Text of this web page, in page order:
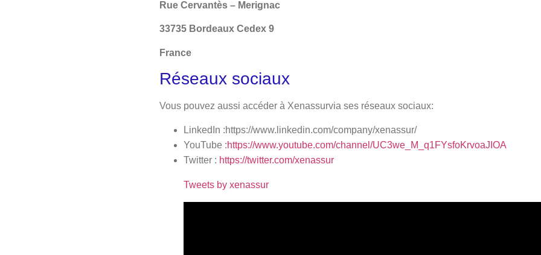
Rue Cervantès – Merignac
33735 Bordeaux Cedex 9
France
Réseaux sociaux
Vous pouvez aussi accéder à Xenassurvia ses réseaux sociaux:
LinkedIn :https://www.linkedin.com/company/xenassur/
YouTube :https://www.youtube.com/channel/UC3we_M_q1FYsfoKrvoaJIOA
Twitter : https://twitter.com/xenassur
Tweets by xenassur